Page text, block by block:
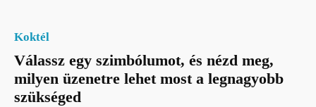
Koktél
Válassz egy szimbólumot, és nézd meg,
milyen üzenetre lehet most a legnagyobb
szükséged